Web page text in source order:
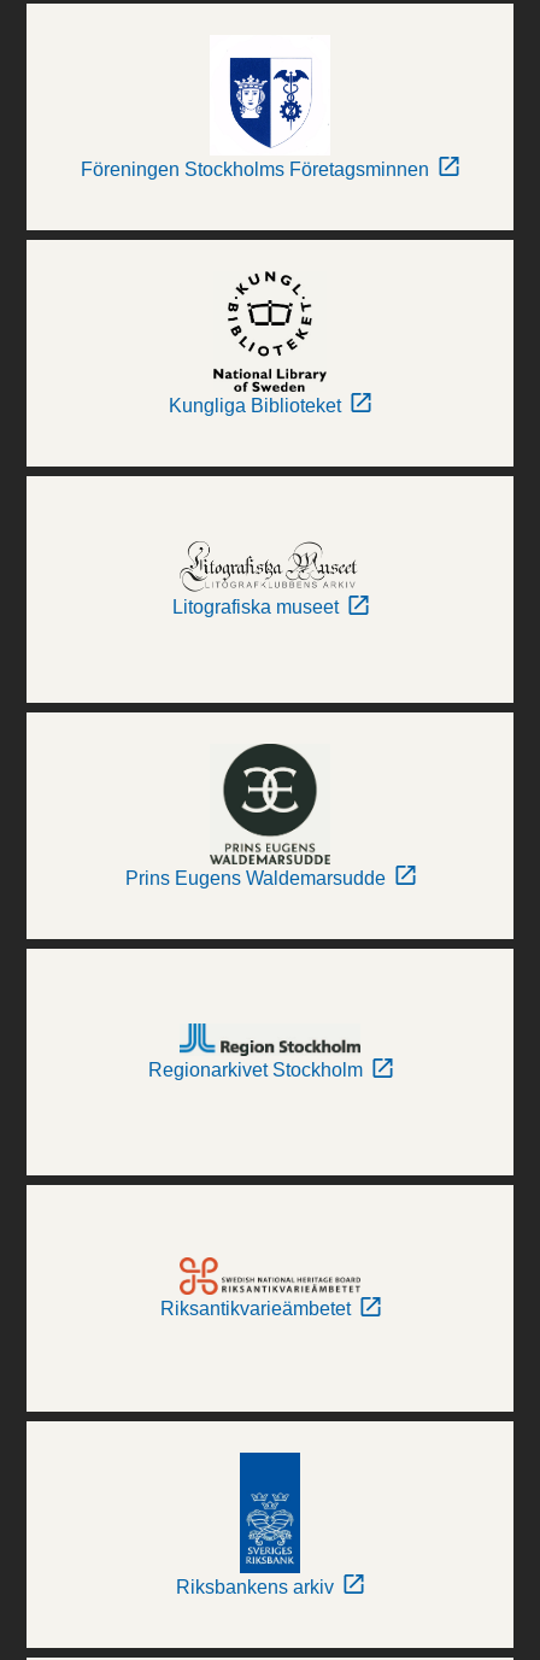
Föreningen Stockholms Företagsminnen
Kungliga Biblioteket
Litografiska museet
Prins Eugens Waldemarsudde
Regionarkivet Stockholm
Riksantikvarieämbetet
Riksbankens arkiv